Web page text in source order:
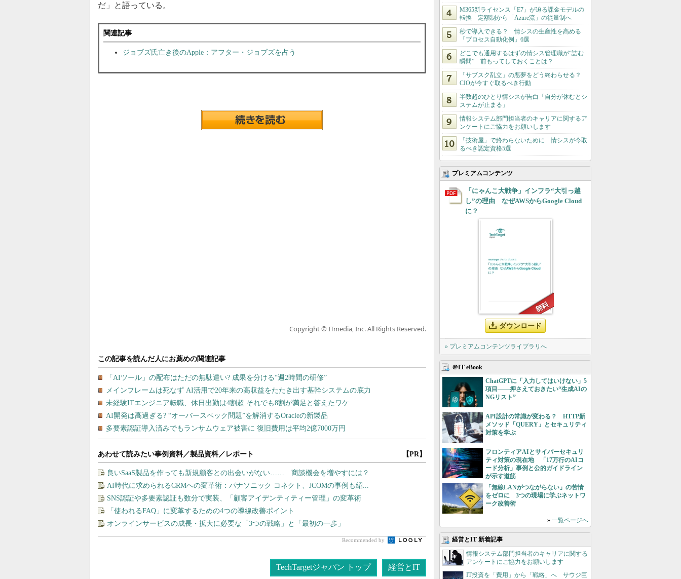
だ」と語っている。
関連記事
ジョブズ氏亡き後のApple：アフター・ジョブズを占う
Copyright © ITmedia, Inc. All Rights Reserved.
あわせて読みたい事例資料／製品資料／レポート 【PR】
良いSaaS製品を作っても新規顧客との出会いがない…… 商談機会を増やすには？
AI時代に求められるCRMへの変革術：パナソニック コネクト、JCOMの事例も紹...
SNS認証や多要素認証も数分で実装、「顧客アイデンティティー管理」の変革術
「使われるFAQ」に変革するための4つの導線改善ポイント
オンラインサービスの成長・拡大に必要な「3つの戦略」と「最初の一歩」
Recommended by
TechTargetジャパン トップ 経営とIT
M365新ライセンス「E7」が迫る課金モデルの
転換 定額制から「Azure流」の従量制へ
秒で導入できる？ 情シスの生産性を高める
「プロセス自動化例」6選
どこでも通用するはずの情シス管理職が“詰む
瞬間” 前もってしておくことは？
「サブスク乱立」の悪夢をどう終わらせる？
CIOが今すぐ取るべき行動
半数超のひとり情シスが告白「自分が休むとシ
ステムが止まる」
情報システム部門担当者のキャリアに関するア
ンケートにご協力をお願いします
「技術屋」で終わらないために 情シスが今取
るべき認定資格5選
プレミアムコンテンツ
「にゃんこ大戦争」インフラ“大引っ越
し”の理由 なぜAWSからGoogle Cloud
に？
ダウンロード
» プレミアムコンテンツライブラリへ
＠IT eBook
ChatGPTに「入力してはいけない」5
項目――押さえておきたい“生成AIの
NGリスト”
API設計の常識が変わる？ HTTP新
メソッド「QUERY」とセキュリティ
対策を学ぶ
フロンティアAIとサイバーセキュリ
ティ対策の現在地 「17万行のAIコ
ード分析」事例と公的ガイドライン
が示す道筋
「無線LANがつながらない」の苦情
をゼロに 3つの現場に学ぶネットワ
ーク改善術
» 一覧ページへ
経営とIT 新着記事
情報システム部門担当者のキャリアに関する
アンケートにご協力をお願いします
IT投資を「費用」から「戦略」へ サウジ巨